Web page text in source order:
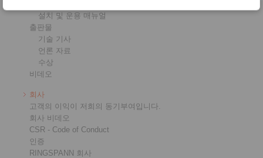
설치 및 운용 매뉴얼
출판물
기술 기사
언론 자료
수상
비데오
회사
고객의 이익이 저희의 동기부여입니다.
회사 비데오
CSR - Code of Conduct
인증
RINGSPANN 회사